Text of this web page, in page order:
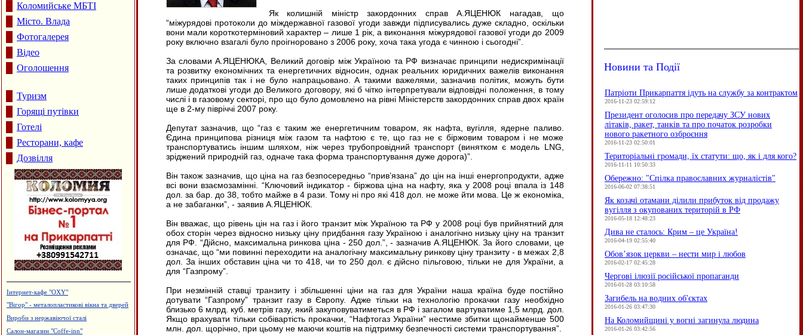
Коломийське МБТІ
Місто. Влада
Фотогалерея
Відео
Оголошення
Туризм
Горящі путівки
Готелі
Ресторани, кафе
Дозвілля
Інтернет-кафе "OXY"
"Вігор" - металопластикові вікна та дверей
Вироби з нержавіючої сталі
Салон-магазин "Coffe-inn"
Як колишній міністр закордонних справ А.ЯЦЕНЮК нагадав, що
“міжурядові протоколи до міждержавної газової угоди завжди підписувались дуже складно, оскільки
вони мали короткотерміновий характер – лише 1 рік, а виконання міжурядової газової угоди до 2009
року включно взагалі було проігноровано з 2006 року, хоча така угода є чинною і сьогодні”.
За словами А.ЯЦЕНЮКА, Великий договір між Україною та РФ визначає принципи недискримінації
та розвитку економічних та енергетичних відносин, однак реальних юридичних важелів виконання
таких принципів так і не було напрацьовано. А такими важелями, зазначив політик, можуть бути
лише додаткові угоди до Великого договору, які б чітко інтерпретували відповідні положення, в тому
числі і в газовому секторі, про що було домовлено на рівні Міністерств закордонних справ двох країн
ще в 2-му півріччі 2007 року.
Депутат зазначив, що “газ є таким же енергетичним товаром, як нафта, вугілля, ядерне паливо.
Єдина принципова різниця між газом та нафтою є те, що газ не є біржовим товаром і не може
транспортуватись іншим шляхом, ніж через трубопровідний транспорт (винятком є модель LNG,
зріджений природній газ, одначе така форма транспортування дуже дорога)”.
Він також зазначив, що ціна на газ безпосередньо “прив’язана” до цін на інші енергопродукти, адже
всі вони взаємозамінні. “Ключовий індикатор - біржова ціна на нафту, яка у 2008 році впала із 148
дол. за бар. до 38, тобто майже в 4 рази. Тому ні про які 418 дол. не може йти мова. Це ж економіка,
а не забаганки”, - заявив А.ЯЦЕНЮК.
Він вважає, що рівень цін на газ і його транзит між Україною та РФ у 2008 році був прийнятний для
обох сторін через відносно низьку ціну придбання газу Україною і аналогічно низьку ціну на транзит
для РФ. “Дійсно, максимальна ринкова ціна - 250 дол.”, - зазначив А.ЯЦЕНЮК. За його словами, це
означає, що “ми повинні переходити на аналогічну максимальну ринкову ціну транзиту - в межах 2,8
дол. За інших обставин ціна чи то 418, чи то 250 дол. є дійсно пільговою, тільки не для України, а
для “Газпрому”.
При незмінній ставці транзиту і збільшенні ціни на газ для України наша країна буде постійно
дотувати “Газпрому” транзит газу в Європу. Адже тільки на технологію прокачки газу необхідно
близько 6 млрд. куб. метрів газу, який закуповуватиметься в РФ і загалом вартуватиме 1,5 млрд. дол.
Якщо врахувати тільки собівартість прокачки, “Нафтогаз України” нестиме збитки щонайменше 500
млн. дол. щорічно, при цьому не маючи коштів на підтримку безпечності системи транспортування”.
Новини та Події
Патріоти Прикарпаття ідуть на службу за контрактом
2016-11-23 02:59:12
Президент оголосив про передачу ЗСУ нових
літаків, ракет, танків та про початок розробки
нового ракетного озброєння
2016-11-23 02:50:01
Територіальні громади, їх статути: що, як і для кого?
2016-11-11 10:50:33
Обережно: "Спілка православних журналістів"
2016-06-02 07:38:51
Як козачі отамани ділили прибуток від продажу
вугілля з окупованих територій в РФ
2016-05-18 12:48:23
Дива не сталось: Крим – це Україна!
2016-04-19 02:55:40
Обов’язок церкви – нести мир і любов
2016-02-17 02:45:28
Чергові ілюзії російської пропаганди
2016-01-28 03:10:58
Загибель на водних об'єктах
2016-01-26 03:47:30
На Коломийщині у вогні загинула людина
2016-01-26 03:42:56